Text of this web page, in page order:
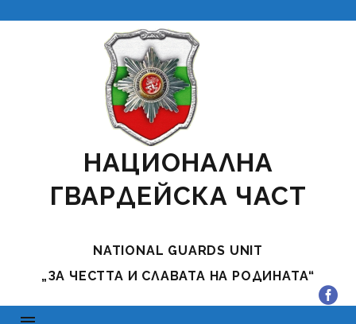
НАЦИОНАЛНА
ГВАРДЕЙСКА ЧАСТ
NATIONAL GUARDS UNIT
„ЗА ЧЕСТТА И СЛАВАТА НА РОДИНАТА“